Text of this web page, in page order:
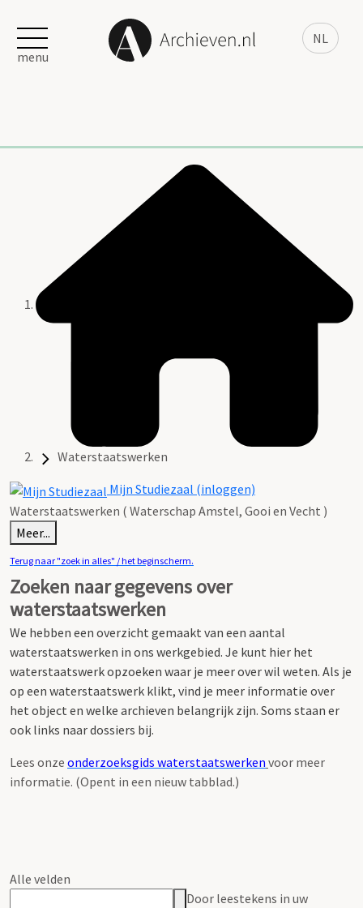
NL
menu
Waterstaatswerken
Mijn Studiezaal (inloggen)
Waterstaatswerken ( Waterschap Amstel, Gooi en Vecht )
Meer...
Terug naar "zoek in alles" / het beginscherm.
Zoeken naar gegevens over
waterstaatswerken
We hebben een overzicht gemaakt van een aantal
waterstaatswerken in ons werkgebied. Je kunt hier het
waterstaatswerk opzoeken waar je meer over wil weten. Als je
op een waterstaatswerk klikt, vind je meer informatie over
het object en welke archieven belangrijk zijn. Soms staan er
ook links naar dossiers bij.
Lees onze onderzoeksgids waterstaatswerken voor meer
informatie. (Opent in een nieuw tabblad.)
Alle velden
Door leestekens in uw